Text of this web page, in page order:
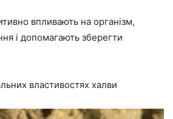
впливають на організм,
і допомагають зберегти
властивостях халви